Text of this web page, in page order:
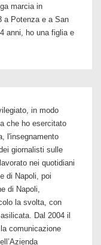
marcia in
a Potenza e a San
anni, ho una figlia e
in modo
che ho esercitato
l'insegnamento
giornalisti sulle
nei quotidiani
di Napoli, poi
di Napoli,
la svolta, con
Dal 2004 il
comunicazione